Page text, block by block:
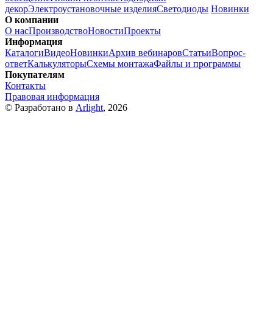
декорЭлектроустановочные изделияСветодиоды Новинки
О компании
О насПроизводствоНовостиПроекты
Информация
КаталогиВидеоНовинкиАрхив вебинаровСтатьиВопрос-
ответКалькуляторыСхемы монтажаФайлы и программы
Покупателям
Контакты
Правовая информация
© Разработано в Arlight, 2026